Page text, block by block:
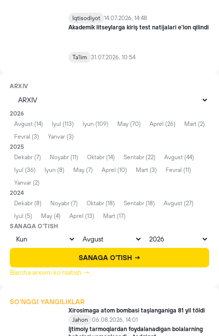
Iqtisodiyot 14.07.2026, 14:48
Akademik litseylarga kiriş test natijalari e'lon qilindi
Ta'lim 31.07.2026, 10:54
ARXIV
2026
Avgust (14)
Iyul (113) Iyun (109) May (70) Aprel (26)
Mart (2)
Fevral (3)
Yanvar (3)
2025
Dekabr (7)
Noyabr (11) Oktabr (14) Sentabr (22)
Avgust (44)
Iyul (36)
Iyun (8) May (7) Aprel (10) Mart (3)
Fevral (11)
Yanvar (2)
2024
Dekabr (8)
Noyabr (7) Oktabr (18) Sentabr (18)
Avgust (27)
Iyul (5)
May (4) Aprel (13)
Mart (17)
SANAGA O'TISH
SANAGA O'TISH →
Barcha arxivni ko'rsatish →
SO'NGGI YANGILIKLAR
Xirosimaga atom bombasi taşlanganiga 81 yil töldi
Jahon
06.08.2026, 14:01
Ijtimoiy tarmoqlardan foydalanadigan bolalarning